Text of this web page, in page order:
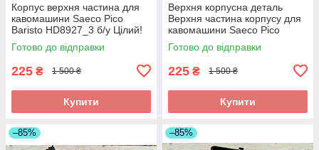
Корпус верхня частина для
кавомашини Saeco Pico
Baristo HD8927_3 б/у Цілий!
Готово до відправки
225 ₴ 1 500 ₴
Купити
Верхня корпусна деталь
Верхня частина корпусу для
кавомашини Saeco Pico
Baristo Delux SM5570_4 б/у
Цілий!
Готово до відправки
225 ₴ 1 500 ₴
Купити
–85% –85%